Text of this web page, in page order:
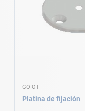
GOIOT
Platina de fijación